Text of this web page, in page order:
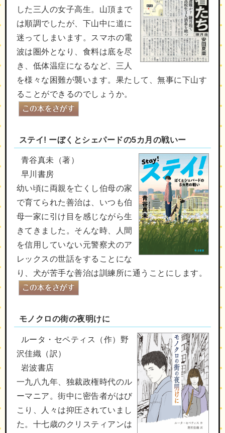
した三人の女子高生。山頂まで
は順調でしたが、下山中に道に
迷ってしまいます。スマホの電
波は圏外となり、食料は底を尽
き、低体温症になるなど、三人
を様々な困難が襲います。果たして、無事に下山す
ることができるのでしょうか。
ステイ! ーぼくとシェパードの5カ月の戦いー
青谷真未（著）
早川書房
幼い頃に両親を亡くし伯母の家
で育てられた善治は、いつも伯
母一家に引け目を感じながら生
きてきました。そんな時、人間
を信用していない元警察犬のア
レックスの世話をすることにな
り、犬が苦手な善治は訓練所に通うことにします。
モノクロの街の夜明けに
ルータ・セペティス（作）野
沢佳織（訳）
岩波書店
一九八九年、独裁政権時代のル
ーマニア。街中に密告者がはび
こり、人々は抑圧されていまし
た。十七歳のクリスティアンは